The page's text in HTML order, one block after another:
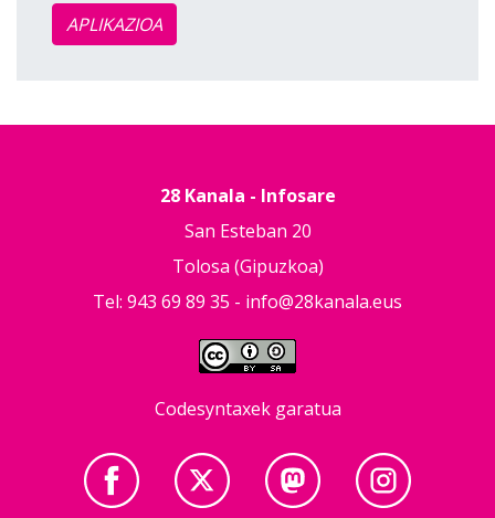
APLIKAZIOA
28 Kanala - Infosare
San Esteban 20
Tolosa (Gipuzkoa)
Tel: 943 69 89 35 - info@28kanala.eus
Codesyntaxek garatua